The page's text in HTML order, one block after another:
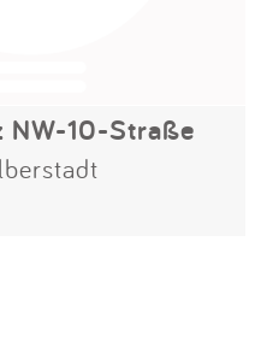
NW-10-Straße